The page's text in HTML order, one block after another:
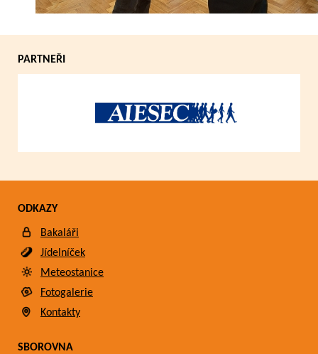
PARTNEŘI
ODKAZY
Bakaláři
Jídelníček
Meteostanice
Fotogalerie
Kontakty
SBOROVNA